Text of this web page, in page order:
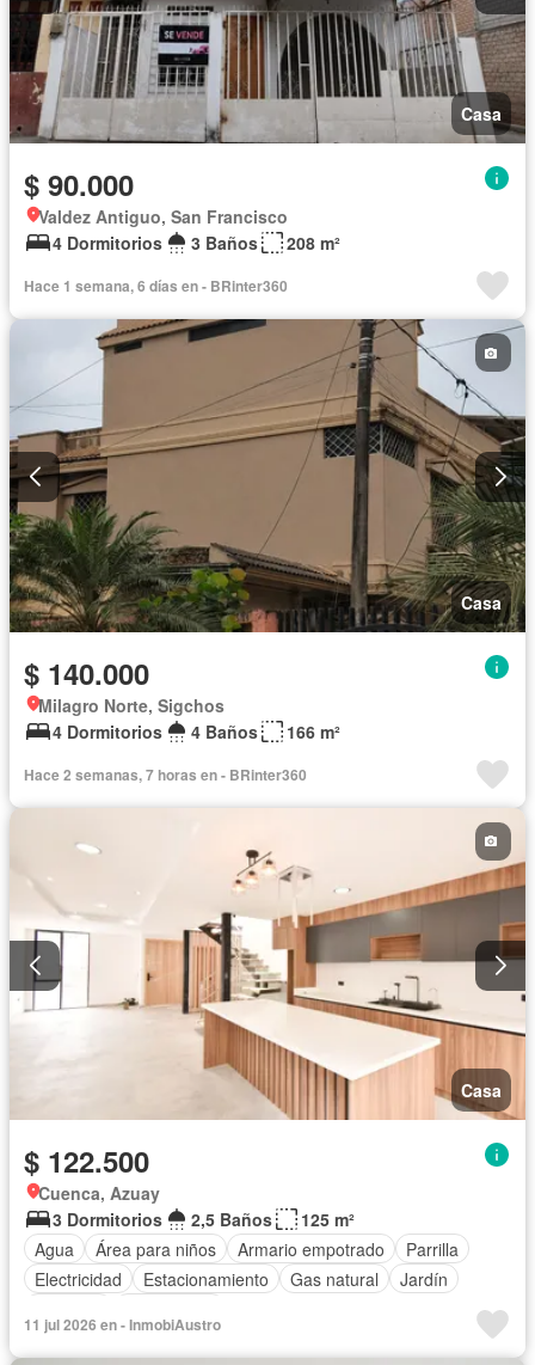
Casa
$ 90.000
Valdez Antiguo, San Francisco
4 Dormitorios
3 Baños 208 m²
Hace 1 semana, 6 días en - BRinter360
Casa
$ 140.000
Milagro Norte, Sigchos
4 Dormitorios
4 Baños 166 m²
Hace 2 semanas, 7 horas en - BRinter360
Casa
$ 122.500
Cuenca, Azuay
3 Dormitorios
2,5 Baños
125 m²
Agua
Área para niños Armario empotrado
Parrilla
Electricidad
Estacionamiento Gas natural
Jardín
11 jul 2026 en - InmobiAustro